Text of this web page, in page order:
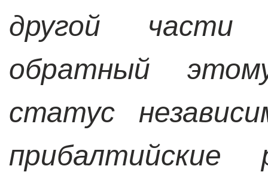
другой части
обратный
статус
прибалтийские